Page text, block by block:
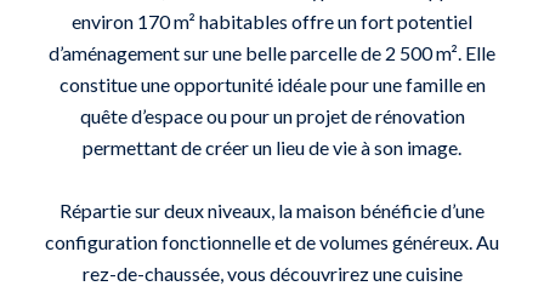
environ 170 m² habitables offre un fort potentiel
d’aménagement sur une belle parcelle de 2 500 m². Elle
constitue une opportunité idéale pour une famille en
quête d’espace ou pour un projet de rénovation
permettant de créer un lieu de vie à son image.
Répartie sur deux niveaux, la maison bénéficie d’une
configuration fonctionnelle et de volumes généreux. Au
rez-de-chaussée, vous découvrirez une cuisine